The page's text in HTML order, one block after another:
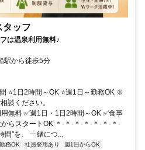
タッフ
は温泉利用無料♪
駅から徒歩5分
⭐1日2時間～OK ⭐週1日～勤務OK ※
談ください。
無料 ✅週1日・1日2時間～OK ✅食事
らスタートOK ＊‐＊‐＊‐＊‐＊‐＊‐＊‐
間"を、 一緒につ...
務OK 社員登用あり
週1日からOK